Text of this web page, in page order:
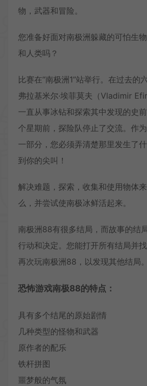
物，武器和冒险。
您准备好面对南极洲躲藏的可怕生
和人类吗？
比赛在“南极洲1”站举行。在过去的
弗拉基米尔·埃菲莫夫（Vladimir
一直从事冰钻和探索其中发现的史
个星期前，探险队停止了交流。作
一部分，您必须弄清楚那里发生了
到你的尖叫！
解决难题，探索，收集和使用物体
么，并尝试使南极冰鲜活起来。
南极洲88有很多结局，而故事的结
行动和决定。您能打开所有结局并
再次玩南极洲88，以发现其他结局。
恐怖游戏南极88的特点：
具有多个结尾的原始剧情
几种类型的怪物和武器
原作者的配乐
铁杆拼图
噩梦般的气氛